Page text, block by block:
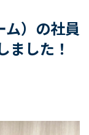
ム）の社員
ました！